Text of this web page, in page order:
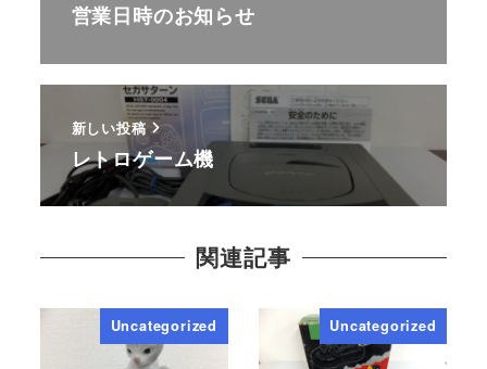
営業日時のお知らせ
新しい投稿
レトロゲーム機
関連記事
Uncategorized Uncategorized